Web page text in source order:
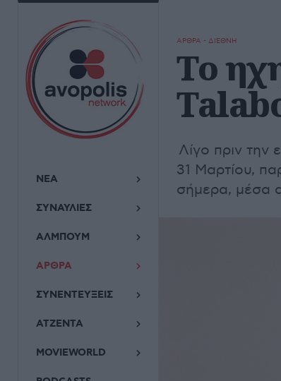
ΝΕΑ
ΣΥΝΑΥΛΙΕΣ
ΑΛΜΠΟΥΜ
ΑΡΘΡΑ
ΣΥΝΕΝΤΕΥΞΕΙΣ
ΑΤΖΕΝΤΑ
MOVIEWORLD
ΑΡΘΡΑ - ΔΙΕΘΝΗ
Το
Λίγο πριν την
31 Μαρτίου,
σήμερα, μέσα